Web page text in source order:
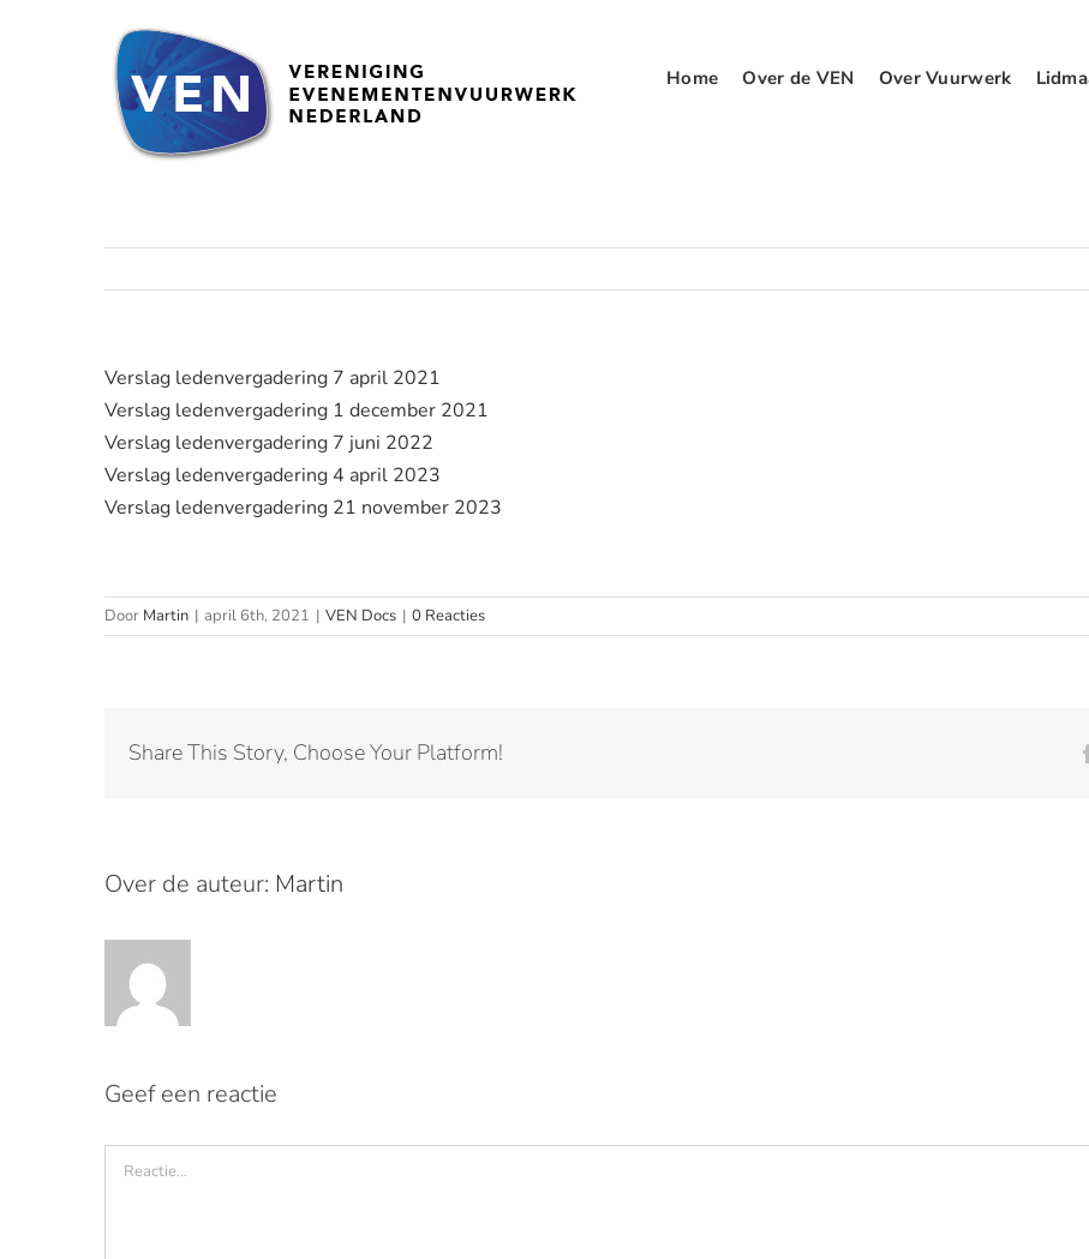
Home Over de VEN Over Vuurwerk
Verslag ledenvergadering 7 april 2021
Verslag ledenvergadering 1 december 2021
Verslag ledenvergadering 7 juni 2022
Verslag ledenvergadering 4 april 2023
Verslag ledenvergadering 21 november 2023
Door Martin | april 6th, 2021 | VEN Docs | 0 Reacties
Share This Story, Choose Your Platform!
Over de auteur: Martin
Geef een reactie
Reactie